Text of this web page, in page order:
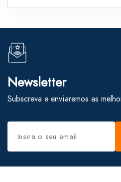
Newsletter
Subscreva e enviaremos as